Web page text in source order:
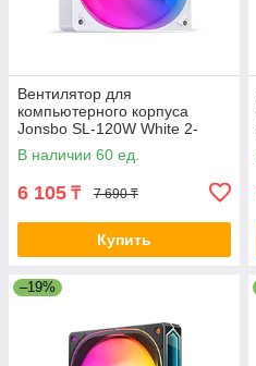
Вентилятор для
компьютерного корпуса
Jonsbo SL-120W White 2-
021790
В наличии 60 ед.
6 105 ₸ 7 690 ₸
Купить
–19%